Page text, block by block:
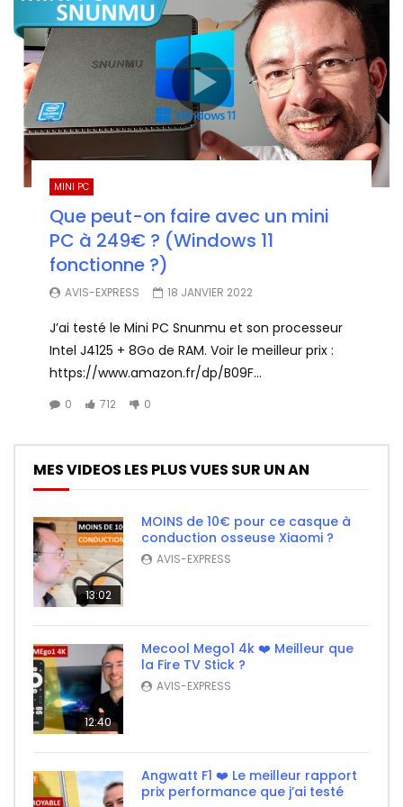
MINI PC
Que peut-on faire avec un mini
PC à 249€ ? (Windows 11
fonctionne ?)
AVIS-EXPRESS 18 JANVIER 2022
J’ai testé le Mini PC Snunmu et son processeur
Intel J4125 + 8Go de RAM. Voir le meilleur prix :
https://www.amazon.fr/dp/B09F...
0 712 0
MES VIDEOS LES PLUS VUES SUR UN AN
13:02
MOINS de 10€ pour ce casque à
conduction osseuse Xiaomi ?
AVIS-EXPRESS
12:40
Mecool Mego1 4k ❤️ Meilleur que
la Fire TV Stick ?
AVIS-EXPRESS
Angwatt F1 ❤️ Le meilleur rapport
prix performance que j’ai testé